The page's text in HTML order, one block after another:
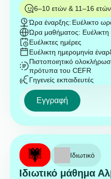
6–10 ετών & 11–16 ετών
Ώρα έναρξης: Ευέλικτο
Ώρα μαθήματος: Ευέλικτη
Ευέλικτες ημέρες
Ευέλικτη ημερομηνία
Πιστοποιητικό
πρότυπα του CEFR
Γηγενείς εκπαιδευτές
Εγγραφή
Ιδιωτικό
Ιδιωτικό μάθημα